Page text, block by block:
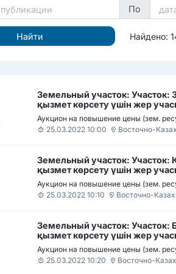
По
Найдено:
Земельный участок: Участок:
қызмет көрсету үшін жер
городе Зайсан
Аукцион на повышение цены (зем.
25.03.2022 10:00
Восточно-
Земельный участок: Участок:
қызмет көрсету үшін жер
Карабулак
Аукцион на повышение цены (зем.
25.03.2022 10:10
Восточно-
Земельный участок: Участок:
қызмет көрсету үшін жер
Биржан
Аукцион на повышение цены (зем.
25.03.2022 10:20
Восточно-